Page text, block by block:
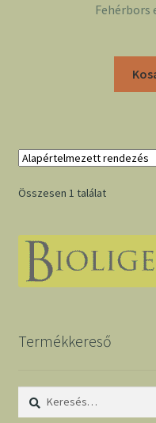
Fehérbors
Összesen 1 találat
Termékkereső
Keresés: